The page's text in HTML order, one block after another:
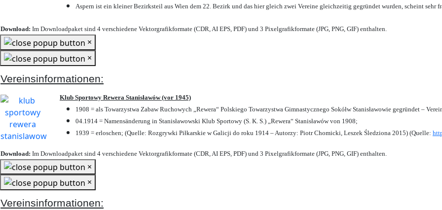
Aspern ist ein kleiner Bezirksteil aus Wien dem 22. Bezirk und das hier gleich zwei Vereine gleichzeitig gegründet wurden, scheint sehr
Download: Im Downloadpaket sind 4 verschiedene Vektorgrafikformate (CDR, AI EPS, PDF) und 3 Pixelgrafikformate (JPG, PNG, GIF) enthalten.
×
×
Vereinsinformationen:
Klub Sportowy Rewera Stanisławów (vor 1945)
1908 = als Towarzystwa Zabaw Ruchowych „Rewera“ Polskiego Towarzystwa Gimnastycznego Sokółw Stanisławowie gegründet –
04.1914 = Namensänderung in Stanisławowski Klub Sportowy (S. K. S.) „Rewera“ Stanisławów von 1908;
1939 = erloschen; (Quelle: Rozgrywki Piłkarskie w Galicji do roku 1914 – Autorzy: Piotr Chomicki, Leszek Śledziona 2015) (Quelle:
Download: Im Downloadpaket sind 4 verschiedene Vektorgrafikformate (CDR, AI EPS, PDF) und 3 Pixelgrafikformate (JPG, PNG, GIF) enthalten.
×
×
Vereinsinformationen: